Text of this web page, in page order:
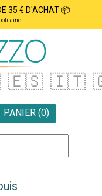
35 € D'ACHAT 📦
🇪🇸 🇮🇹
PANIER (0)